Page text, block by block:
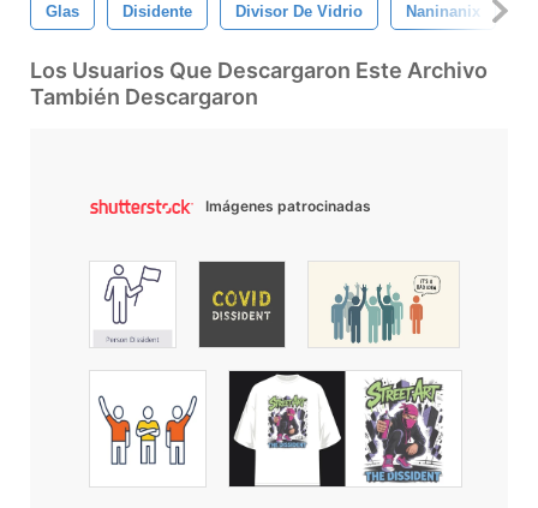
Glas Disidente Divisor De Vidrio Naninanix
Los Usuarios Que Descargaron Este Archivo
También Descargaron
Imágenes patrocinadas